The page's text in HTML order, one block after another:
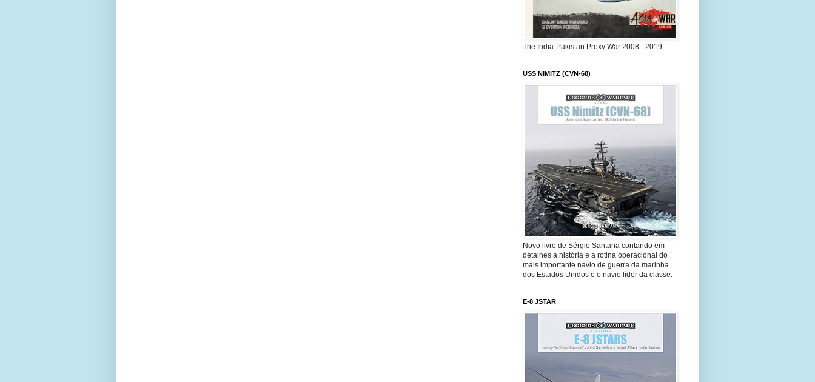
The India-Pakistan Proxy War 2008 - 2019
USS NIMITZ (CVN-68)
Novo livro de Sérgio Santana contando em
detalhes a história e a rotina operacional do
mais importante navio de guerra da marinha
dos Estados Unidos e o navio líder da classe.
E-8 JSTAR